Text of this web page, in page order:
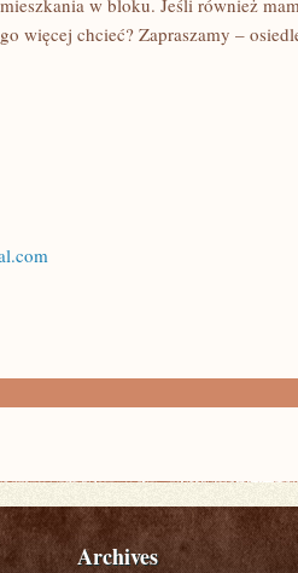
w bloku. Jeśli również
więcej chcieć? Zapraszamy –
Archives